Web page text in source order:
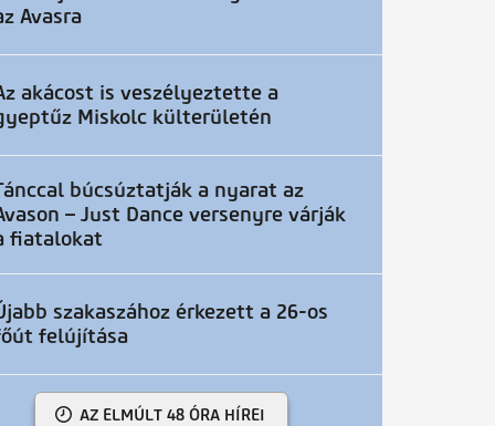
Avasra
akácost is veszélyeztette a
Miskolc külterületén
búcsúztatják a nyarat az
– Just Dance versenyre várják
fiatalokat
szakaszához érkezett a 26-os
felújítása
AZ ELMÚLT 48 ÓRA HÍREI